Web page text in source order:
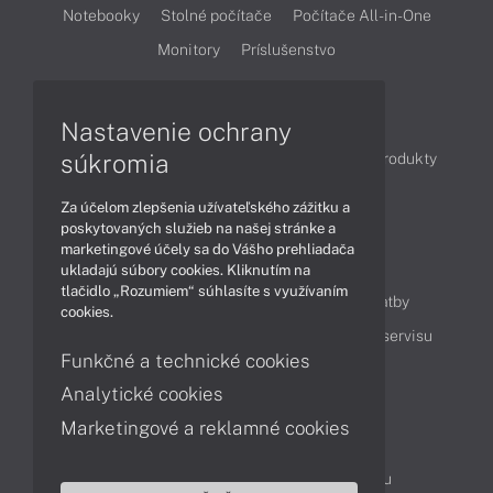
Notebooky Stolné počítače
Počítače All-in-One
Monitory
Príslušenstvo
Články
Obchodné informácie
Produkty
Obsah
Ako nakupovať
Možnosti doručenia a platby
Cenník servisu
Kontakty
Servisné oddelenie
Reklamácia tovaru
Nastavenie ochrany
súkromia
Za účelom zlepšenia užívateľského zážitku a
poskytovaných služieb na našej stránke a
marketingové účely sa do Vášho prehliadača
ukladajú súbory cookies. Kliknutím na
tlačidlo „Rozumiem“ súhlasíte s využívaním
cookies.
Funkčné a technické cookies
Analytické cookies
Marketingové a reklamné cookies